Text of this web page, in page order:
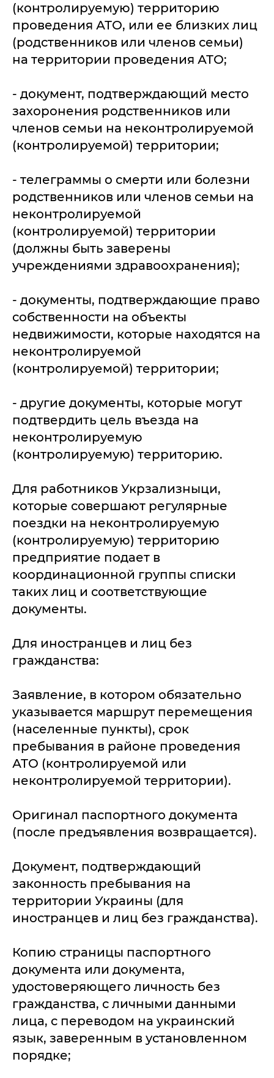
(контролируемую) территорию
проведения АТО, или ее близких лиц
(родственников или членов семьи)
на территории проведения АТО;
- документ, подтверждающий место
захоронения родственников или
членов семьи на неконтролируемой
(контролируемой) территории;
- телеграммы о смерти или болезни
родственников или членов семьи на
неконтролируемой
(контролируемой) территории
(должны быть заверены
учреждениями здравоохранения);
- документы, подтверждающие право
собственности на объекты
недвижимости, которые находятся на
неконтролируемой
(контролируемой) территории;
- другие документы, которые могут
подтвердить цель въезда на
неконтролируемую
(контролируемую) территорию.
Для работников Укрзализныци,
которые совершают регулярные
поездки на неконтролируемую
(контролируемую) территорию
предприятие подает в
координационной группы списки
таких лиц и соответствующие
документы.
Для иностранцев и лиц без
гражданства:
Заявление, в котором обязательно
указывается маршрут перемещения
(населенные пункты), срок
пребывания в районе проведения
АТО (контролируемой или
неконтролируемой территории).
Оригинал паспортного документа
(после предъявления возвращается).
Документ, подтверждающий
законность пребывания на
территории Украины (для
иностранцев и лиц без гражданства).
Копию страницы паспортного
документа или документа,
удостоверяющего личность без
гражданства, с личными данными
лица, с переводом на украинский
язык, заверенным в установленном
порядке;